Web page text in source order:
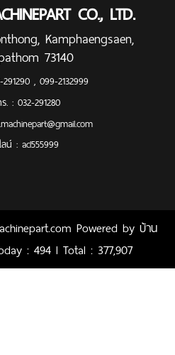
CO., LTD.
Kamphaengsaen,
73140
, 099-2132999
ร. : 032-291280
ลน์ : acl555999
Powered by บ้าน
: 494 l Total : 377,907